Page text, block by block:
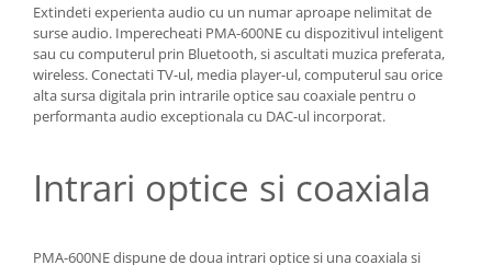
Extindeti experienta audio cu un numar aproape nelimitat de
surse audio. Imperecheati PMA-600NE cu dispozitivul inteligent
sau cu computerul prin Bluetooth, si ascultati muzica preferata,
wireless. Conectati TV-ul, media player-ul, computerul sau orice
alta sursa digitala prin intrarile optice sau coaxiale pentru o
performanta audio exceptionala cu DAC-ul incorporat.
Intrari optice si coaxiala
PMA-600NE dispune de doua intrari optice si una coaxiala si